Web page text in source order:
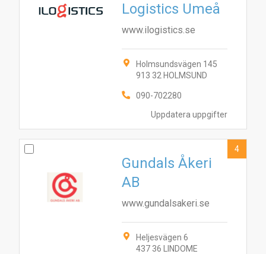
Uppdatera uppgifter
Logistics Umeå
www.ilogistics.se
Holmsundsvägen 145
913 32 HOLMSUND
090-702280
Gundals Åkeri
AB
www.gundalsakeri.se
Heljesvägen 6
437 36 LINDOME
4